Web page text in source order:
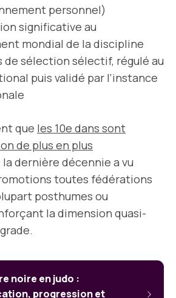
personnel)
significative au
mondial de la discipline
de sélection sélectif, régulé au
puis validé par l’instance
que les 10e dans sont
de plus en plus
la dernière décennie a vu
toutes fédérations
posthumes ou
la dimension quasi-
noire en judo :
progression et